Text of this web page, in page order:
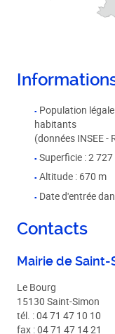
Population
habitants
(données INSEE
Superficie : 2 727
Altitude : 670 m
Date d'entrée
Contacts
Mairie de Saint-
Le Bourg
15130 Saint-Simon
tél. : 04 71 47 10 10
fax : 04 71 47 14 21